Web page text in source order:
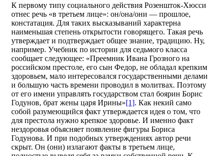
К первому типу социального действия Розеншток-Хюсси
отнес речь «в третьем лице»: он/она/они — прошлое,
констатация. Для таких высказываний характерна
наименьшая степень открытости говорящего. Такая речь
утверждает и подтверждает общее знание, традицию. Ну,
например. Учебник по истории для седьмого класса
сообщает следующее: «Преемник Ивана Грозного на
российском престоле, его сын Федор, не обладал крепким
здоровьем, мало интересовался государственными делами
и большую часть времени проводил в молитвах. Поэтому
от его имени управлять государством стал боярин Борис
Годунов, брат жены царя Ирины»[1]. Как некий само
собой разумеющийся факт утверждается идея о том, что
для престола нужно крепкое здоровье. И именно факт
нездоровья объясняет появление фигуры Бориса
Годунова. И при подобных утверждениях автор речи
скрыт. Он (они) излагают факты в третьем лице,